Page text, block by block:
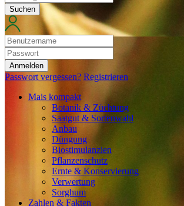
Suchen
Anmelden
Passwort vergessen? Registrieren
Mais kompakt
Botanik & Züchtung
Saatgut & Sortenwahl
Anbau
Düngung
Biostimulanzien
Pflanzenschutz
Ernte & Konservierung
Verwertung
Sorghum
Zahlen & Fakten